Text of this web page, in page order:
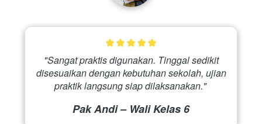
disesuaikan dengan kebutuhan sekolah, ujian
praktik langsung siap dilaksanakan."
Pak Andi – Wali Kelas 6